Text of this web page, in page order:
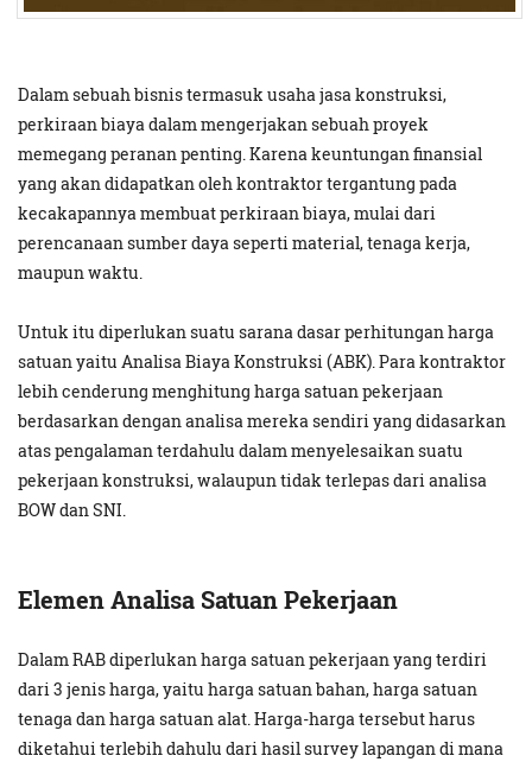
Dalam sebuah bisnis termasuk usaha jasa konstruksi,
perkiraan biaya dalam mengerjakan sebuah proyek
memegang peranan penting. Karena keuntungan finansial
yang akan didapatkan oleh kontraktor tergantung pada
kecakapannya membuat perkiraan biaya, mulai dari
perencanaan sumber daya seperti material, tenaga kerja,
maupun waktu.
Untuk itu diperlukan suatu sarana dasar perhitungan harga
satuan yaitu Analisa Biaya Konstruksi (ABK). Para kontraktor
lebih cenderung menghitung harga satuan pekerjaan
berdasarkan dengan analisa mereka sendiri yang didasarkan
atas pengalaman terdahulu dalam menyelesaikan suatu
pekerjaan konstruksi, walaupun tidak terlepas dari analisa
BOW dan SNI.
Elemen Analisa Satuan Pekerjaan
Dalam RAB diperlukan harga satuan pekerjaan yang terdiri
dari 3 jenis harga, yaitu harga satuan bahan, harga satuan
tenaga dan harga satuan alat. Harga-harga tersebut harus
diketahui terlebih dahulu dari hasil survey lapangan di mana